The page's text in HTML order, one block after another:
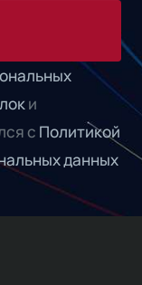
и
с Политикой
данных